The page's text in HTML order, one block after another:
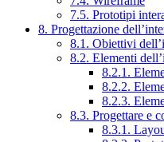
7.5. Prototipi
8. Progettazione
8.1. Obiettivi
8.2. Elementi
8.2.1.
8.2.2.
8.2.3.
8.3. Progettare e
8.3.1.